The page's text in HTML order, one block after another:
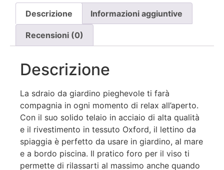
Descrizione Informazioni aggiuntive
Recensioni (0)
Descrizione
La sdraio da giardino pieghevole ti farà
compagnia in ogni momento di relax all’aperto.
Con il suo solido telaio in acciaio di alta qualità
e il rivestimento in tessuto Oxford, il lettino da
spiaggia è perfetto da usare in giardino, al mare
e a bordo piscina. Il pratico foro per il viso ti
permette di rilassarti al massimo anche quando